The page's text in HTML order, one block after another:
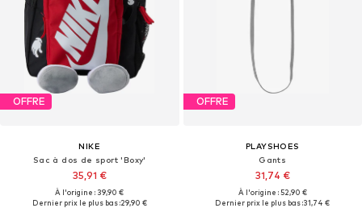
OFFRE
NIKE
Sac à dos de sport 'Boxy'
35,91 €
À l'origine : 39,90 €
Dernier prix le plus bas :29,90 €
OFFRE
PLAYSHOES
Gants
31,74 €
À l'origine : 52,90 €
Dernier prix le plus bas :31,74 €